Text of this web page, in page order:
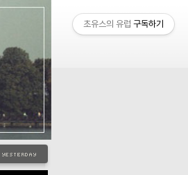
초유스의 유럽 구독하기